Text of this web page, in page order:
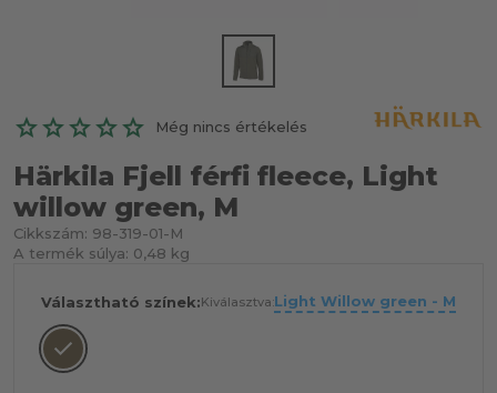
Még nincs értékelés
Härkila Fjell férfi fleece, Light
willow green, M
Cikkszám: 98-319-01-M
A termék súlya: 0,48 kg
Választható színek:Kiválasztva:Light Willow green - M